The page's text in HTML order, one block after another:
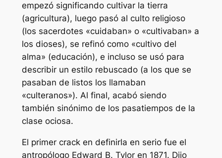
empezó significando cultivar la tierra
(agricultura), luego pasó al culto religioso
(los sacerdotes «cuidaban» o «cultivaban» a
los dioses), se refinó como «cultivo del
alma» (educación), e incluso se usó para
describir un estilo rebuscado (a los que se
pasaban de listos los llamaban
«culteranos»). Al final, acabó siendo
también sinónimo de los pasatiempos de la
clase ociosa.
El primer crack en definirla en serio fue el
antropólogo Edward B. Tylor en 1871. Dijo